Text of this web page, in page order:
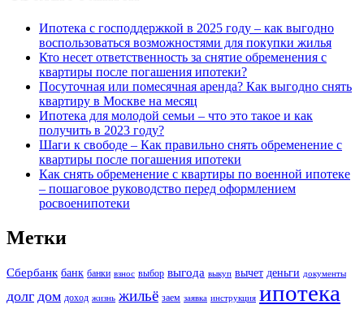
Ипотека с господдержкой в 2025 году – как выгодно
воспользоваться возможностями для покупки жилья
Кто несет ответственность за снятие обременения с
квартиры после погашения ипотеки?
Посуточная или помесячная аренда? Как выгодно снять
квартиру в Москве на месяц
Ипотека для молодой семьи – что это такое и как
получить в 2023 году?
Шаги к свободе – Как правильно снять обременение с
квартиры после погашения ипотеки
Как снять обременение с квартиры по военной ипотеке
– пошаговое руководство перед оформлением
росвоенипотеки
Метки
Сбербанк банк банки взнос выбор выгода выкуп вычет деньги документы
долг дом доход жизнь жильё заем заявка инструкция ипотека